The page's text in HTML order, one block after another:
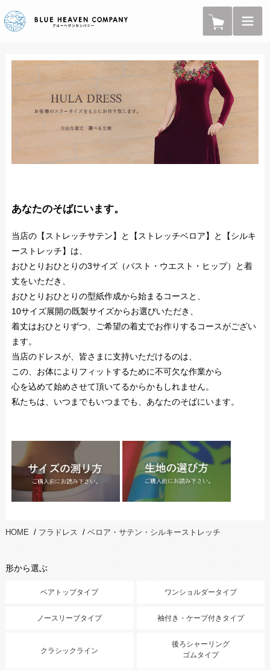
あなたのそばにいます。
当店の【ストレッチサテン】と【ストレッチベロア】と【シルキ
ーストレッチ】は、
おひとりおひとりの3サイズ（バスト・ウエスト・ヒップ）と着
丈をいただき、
おひとりおひとりの型紙作成から始まるコースと、
10サイズ展開の既製サイズからお選びいただき、
着丈はおひとりずつ、ご希望の着丈でお作りするコースがござい
ます。
当店のドレスが、皆さまに支持いただけるのは、
この、お体によりフィットするために不可欠な作業から
心を込めて始めさせて頂いてるからかもしれません。
私たちは、いつまでもいつまでも、あなたのそばにいます。
HOME / フラドレス / ベロア・サテン・シルキーストレッチ
形から選ぶ
ベアトップタイプ ワンショルダータイプ
ノースリーブタイプ 袖付き・ケープ付きタイプ
クラシックライン
後ろシャーリング
ゴムタイプ